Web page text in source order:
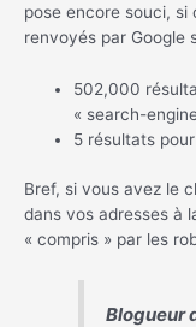
pose encore souci, si
renvoyés par Google
502,000
« search-
5 résultats
Bref, si vous avez le
dans vos adresses à
« compris » par les
Blogueur